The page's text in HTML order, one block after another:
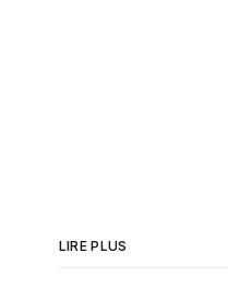
LIRE PLUS